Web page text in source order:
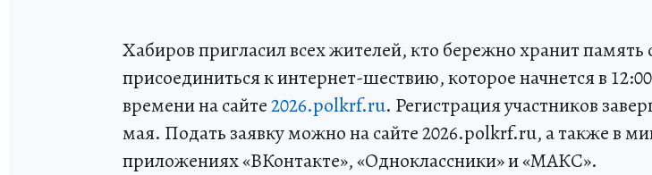
Хабиров пригласил всех жителей, кто бережно хранит память
присоединиться к интернет-шествию, которое начнется в
времени на сайте2026.polkrf.ru. Регистрация участников
мая. Подать заявку можно на сайте 2026.polkrf.ru, а также в
приложениях «ВКонтакте», «Одноклассники» и «МАКС».